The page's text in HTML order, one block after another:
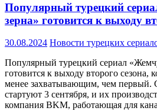
Популярный турецкий
зерна» готовится к выходу
30.08.2024 Новости турецких
Популярный турецкий сериал
готовится к выходу второго сезона,
менее захватывающим, чем первый.
стартуют 3 сентября, и их
компания BKM, работающая для